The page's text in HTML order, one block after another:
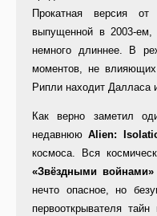
Прокатная версия от
выпущенной в 2003-
немного длиннее. В
моментов, не
Рипли находит Далласа
Как верно заметил
недавнююAlien:
космоса. Вся
«Звёздными войнами»
нечто опасное, но
первооткрывателя